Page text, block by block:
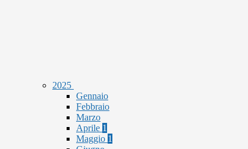
2025
Gennaio
Febbraio
Marzo
Aprile 1
Maggio 1